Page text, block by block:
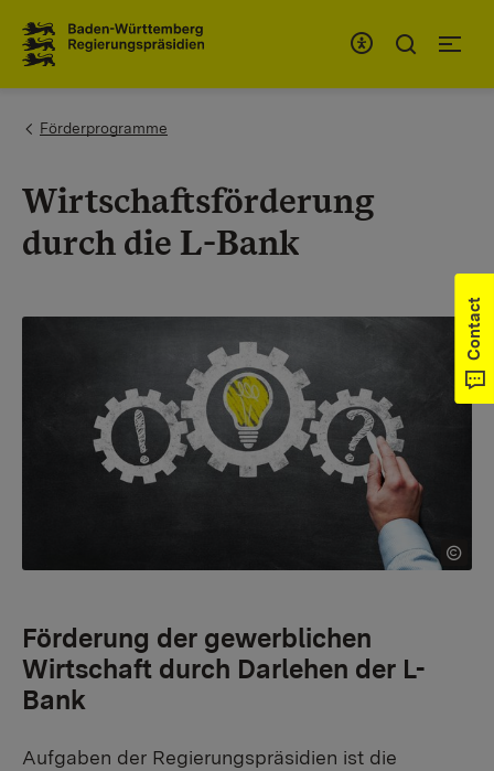
You are here:
Förderprogramme
Wirtschaftsförderung
durch die L-Bank
Förderung der gewerblichen
Wirtschaft durch Darlehen der L-
Bank
Aufgaben der Regierungspräsidien ist die
Contact